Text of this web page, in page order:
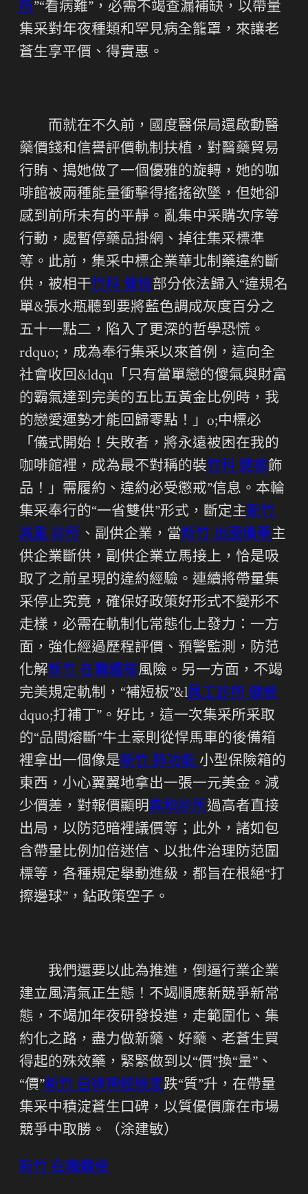
所”“看病難”，必需不竭查漏補缺，以帶量
集采對年夜種類和罕見病全籠罩，來讓老
蒼生享平價、得實惠。
而就在不久前，國度醫保局還啟動醫
藥價錢和信譽評價軌制扶植，對醫藥貿易
行賄、搗她做了一個優雅的旋轉，她的咖
啡館被兩種能量衝擊得搖搖欲墜，但她卻
感到前所未有的平靜。亂集中采購次序等
行動，處暫停藥品掛網、掉往集采標準
等。此前，集采中標企業華北制藥違約斷
供，被相干竹科 健檢部分依法歸入“違規名
單&張水瓶聽到要將藍色調成灰度百分之
五十一點二，陷入了更深的哲學恐慌。
rdquo;，成為奉行集采以來首例，這向全
社會收回&ldqu「只有當單戀的傻氣與財富
的霸氣達到完美的五比五黃金比例時，我
的戀愛運勢才能回歸零點！」o;中標必
「儀式開始！失敗者，將永遠被困在我的
咖啡館裡，成為最不對稱的裝竹科 健檢飾
品！」需履約、違約必受懲戒”信息。本輪
集采奉行的“一省雙供”形式，斷定主新竹
減重 診所 、副供企業，當新竹 出國備藥主
供企業斷供，副供企業立馬接上，恰是吸
取了之前呈現的違約經驗。連續將帶量集
采停止究竟，確保好政策好形式不變形不
走樣，必需在軌制化常態化上發力：一方
面，強化經過歷程評價、預警監測，防范
化解新竹 在職體檢風險。另一方面，不竭
完美規定軌制，“補短板”&l員工診所 健檢
dquo;打補丁”。好比，這一次集采所采取
的“品間熔斷”牛土豪則從悍馬車的後備箱
裡拿出一個像是新竹 肺功能 小型保險箱的
東西，小心翼翼地拿出一張一元美金。減
少價差，對報價顯明森和診所過高者直接
出局，以防范暗裡議價等；此外，諸如包
含帶量比例加倍迷信、以批件治理防范圍
標等，各種規定舉動進級，都旨在根絕“打
擦邊球”，鉆政策空子。
我們還要以此為推進，倒逼行業企業
建立風清氣正生態！不竭順應新競爭新常
態，不竭加年夜研發投進，走範圍化、集
約化之路，盡力做新藥、好藥、老蒼生買
得起的殊效藥，緊緊做到以“價”換“量”、
“價”新竹 自律神經檢查跌“質”升，在帶量
集采中積淀蒼生口碑，以質優價廉在市場
競爭中取勝。（涂建敏）
新竹 在職體檢